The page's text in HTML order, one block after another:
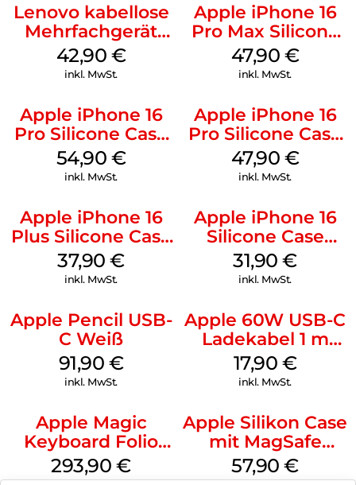
Lenovo kabellose
Mehrfachgerät
Luna Grey
42,90 €
inkl. MwSt.
Apple iPhone 16
Pro Max Silicone
Case MagSafe
Black
47,90 €
inkl. MwSt.
Apple iPhone 16
Pro Silicone Case
MagSafe Black
54,90 €
inkl. MwSt.
Apple iPhone 16
Pro Silicone Case
MagSafe Denim
47,90 €
inkl. MwSt.
Apple iPhone 16
Plus Silicone Case
MagSafe Lake
Green
37,90€
inkl. MwSt.
Apple iPhone 16
Silicone Case
MagSafe Fuchsia
31,90€
inkl. MwSt.
Apple Pencil USB-
C Weiß
91,90 €
inkl. MwSt.
Apple 60W USB-C
Ladekabel 1 m
Weiß
17,90 €
inkl. MwSt.
Apple Magic
Keyboard Folio
iPad 10.9″ (10.Gen.)
Weiß
293,90€
Apple Silikon Case
mit MagSafe
iPhone 14 Pro
(PRODUCT)RED
57,90€